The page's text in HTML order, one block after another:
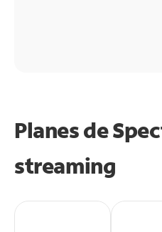
Planes de
streaming